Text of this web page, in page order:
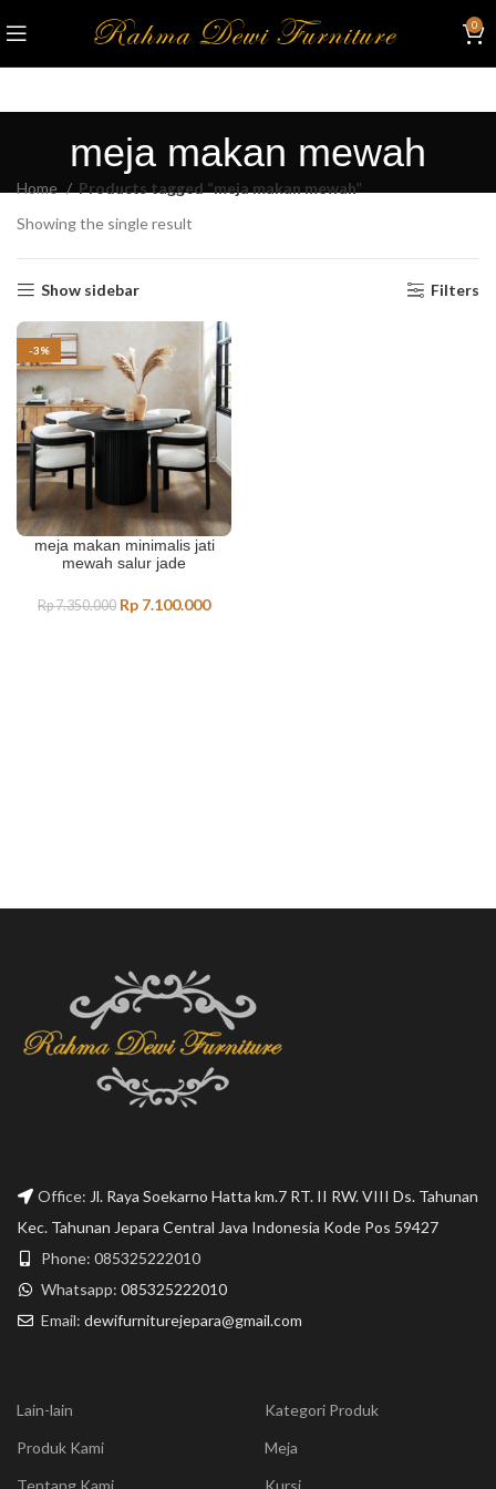
0
meja makan mewah
Home
Products tagged “meja makan mewah”
Showing the single result
Show sidebar Filters
-3%
meja makan minimalis jati
mewah salur jade
Rp7.350.000 Rp 7.100.000
Office: Jl. Raya Soekarno Hatta km.7 RT. II RW. VIII Ds. Tahunan
Kec. Tahunan Jepara Central Java Indonesia Kode Pos 59427
Phone: 085325222010
Whatsapp: 085325222010
Email: dewifurniturejepara@gmail.com
Lain-lain
Produk Kami
Tentang Kami
Kategori Produk
Meja
Kursi